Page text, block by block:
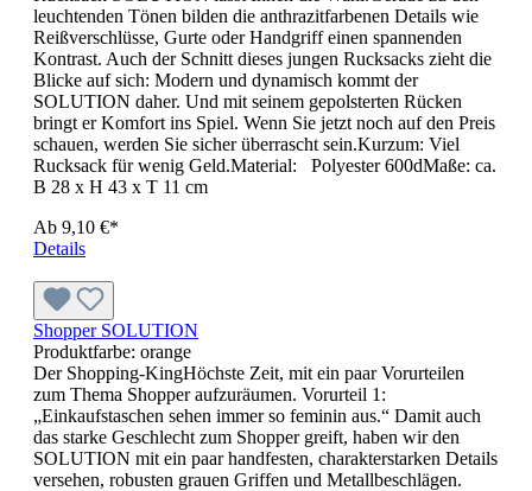
Multibag STEP
Produktfarbe:maigrün
Aller guten Taschen sind dreiWonach ist Ihnen heute? Nach
einer lässigen Umhängetasche, einem praktischen Shopper
oder einem sportlichen Rucksack? Keine Sorge, Sie müssen
sich nicht entscheiden, die Multibag STEP bietet alles drei in
einer Tasche. Darum ist sie auch für so gut wie alles zu haben,
ob als kleine Sporttasche, als Freizeitrucksack oder
Bürobegleiterin. Die Farbauswahl und das glänzende
Lebenslage für einen jungen und sportlichen Auftritt. Das
große Fach lässt sich per Reißverschluss und/oder per
aus Netz und einer Vortasche gibt es reichlich Platz für alles,
was mit muss. Und dank der großen Druckfläche wird die
Multibag zu einem Multitalent für die Werbung.Material:
Polyester 420d & RipstopMaße: ca. B 29,5/42 x H 48,5 x T
15 cm
Ab13,99 €*
Details